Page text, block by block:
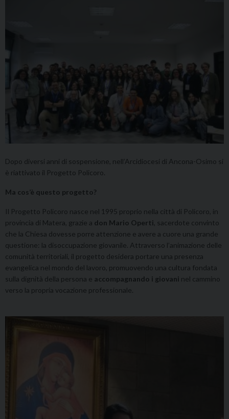
Dopo diversi anni di sospensione, nell’Arcidiocesi di Ancona-Osimo si
è riattivato il Progetto Policoro.
Ma cos’è questo progetto?
Il Progetto Policoro nasce nel 1995 proprio nella città di Policoro, in
provincia di Matera, grazie a don Mario Operti , sacerdote convinto
che la Chiesa dovesse porre attenzione e avere a cuore una grande
questione: la disoccupazione giovanile. Attraverso l’animazione delle
comunità territoriali, il progetto desidera portare una presenza
evangelica nel mondo del lavoro, promuovendo una cultura fondata
sulla dignità della persona e accompagnando i giovani nel cammino
verso la propria vocazione professionale.